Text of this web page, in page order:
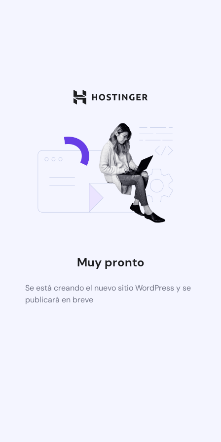
Muy pronto
Se está creando el nuevo sitio WordPress y se
publicará en breve